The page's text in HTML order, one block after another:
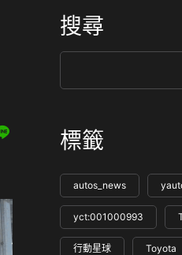
搜尋
標籤
autos_news
yct:001000993
行動星球 Toyota